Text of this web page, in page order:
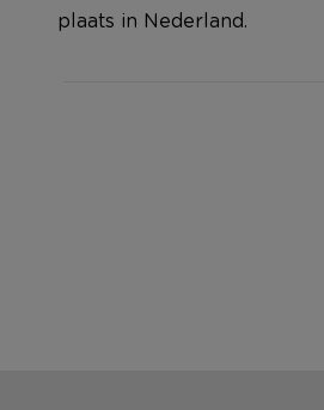
plaats in Nederland.